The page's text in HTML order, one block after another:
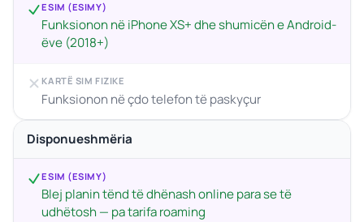
ESIM (ESIMY)
Funksionon në iPhone XS+ dhe shumicën e Android-
ëve (2018+)
KARTË SIM FIZIKE
Funksionon në çdo telefon të paskyçur
Disponueshmëria
ESIM (ESIMY)
Blej planin tënd të dhënash online para se të
udhëtosh — pa tarifa roaming